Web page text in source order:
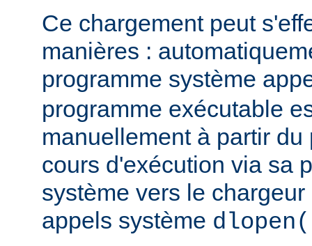
Ce chargement peut
manières :
programme système
programme exécutable
manuellement à partir du
cours d'exécution via sa
système vers le
appels système